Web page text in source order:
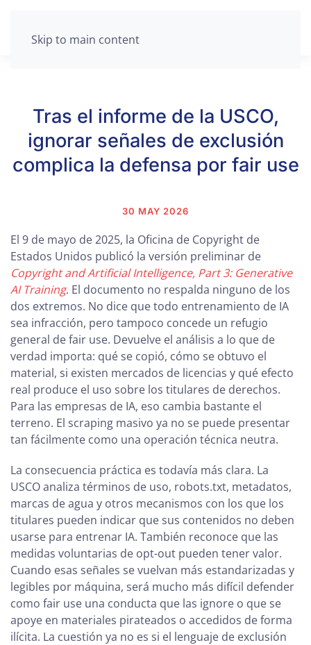
Skip to main content
Tras el informe de la USCO,
ignorar señales de exclusión
complica la defensa por fair use
30 MAY 2026
El 9 de mayo de 2025, la Oficina de Copyright de
Estados Unidos publicó la versión preliminar de
Copyright and Artificial Intelligence, Part 3: Generative
AI Training. El documento no respalda ninguno de los
dos extremos. No dice que todo entrenamiento de IA
sea infracción, pero tampoco concede un refugio
general de fair use. Devuelve el análisis a lo que de
verdad importa: qué se copió, cómo se obtuvo el
material, si existen mercados de licencias y qué efecto
real produce el uso sobre los titulares de derechos.
Para las empresas de IA, eso cambia bastante el
terreno. El scraping masivo ya no se puede presentar
tan fácilmente como una operación técnica neutra.
La consecuencia práctica es todavía más clara. La
USCO analiza términos de uso, robots.txt, metadatos,
marcas de agua y otros mecanismos con los que los
titulares pueden indicar que sus contenidos no deben
usarse para entrenar IA. También reconoce que las
medidas voluntarias de opt-out pueden tener valor.
Cuando esas señales se vuelvan más estandarizadas y
legibles por máquina, será mucho más difícil defender
como fair use una conducta que las ignore o que se
apoye en materiales pirateados o accedidos de forma
ilícita. La cuestión ya no es si el lenguaje de exclusión